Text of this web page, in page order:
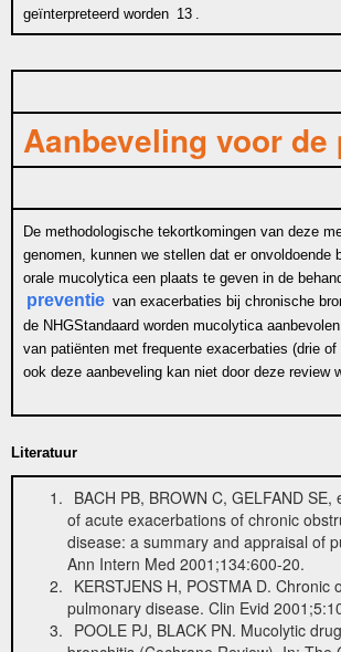
geïnterpreteerd worden 13
Aanbeveling voor
De methodologische tekortkomingen van deze
genomen, kunnen we stellen dat er onvoldoende
orale mucolytica een plaats te geven in de
preventie van exacerbaties bij chronische
de NHGStandaard worden mucolytica
van patiënten met frequente exacerbaties (drie of
ook deze aanbeveling kan niet door deze review
Literatuur
BACH PB, BROWN C, GELFAND
of acute exacerbations of chronic
disease: a summary and appraisal of
Ann Intern Med 2001;134:600-20.
KERSTJENS H, POSTMA D. Chronic
pulmonary disease. Clin Evid
POOLE PJ, BLACK PN. Mucolytic